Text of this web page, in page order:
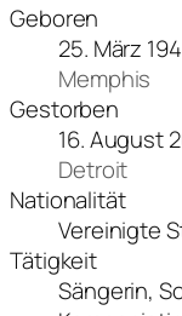
Geboren
25. März
Memphis
Gestorben
16. August
Detroit
Nationalität
Vereinigte
Tätigkeit
Sängerin,